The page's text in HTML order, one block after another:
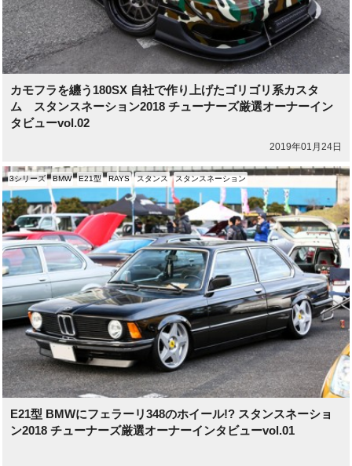
カモフラを纏う180SX 自社で作り上げたゴリゴリ系カスタ
ム スタンスネーション2018 チューナーズ厳選オーナーイン
タビューvol.02
2019年01月24日
E21型 BMWにフェラーリ348のホイール!? スタンスネーショ
ン2018 チューナーズ厳選オーナーインタビューvol.01
3シリーズ BMW E21型 RAYS スタンス スタンスネーション